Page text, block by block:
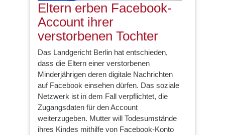
Eltern erben Facebook-
Account ihrer
verstorbenen Tochter
Das Landgericht Berlin hat entschieden,
dass die Eltern einer verstorbenen
Minderjährigen deren digitale Nachrichten
auf Facebook einsehen dürfen. Das soziale
Netzwerk ist in dem Fall verpflichtet, die
Zugangsdaten für den Account
weiterzugeben. Mutter will Todesumstände
ihres Kindes mithilfe von Facebook-Konto